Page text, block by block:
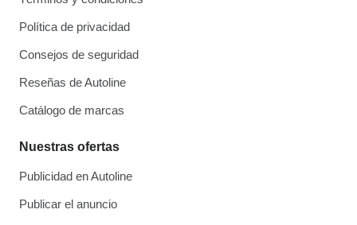
Política de privacidad
Consejos de seguridad
Reseñas de Autoline
Catálogo de marcas
Nuestras ofertas
Publicidad en Autoline
Publicar el anuncio